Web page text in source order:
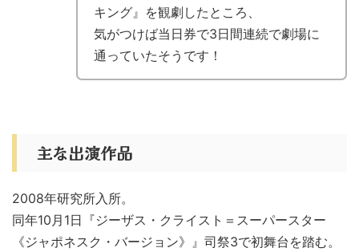
キング』を観劇したところ、
気がつけば当日券で3日間連続で劇場に
通っていたそうです！
主な出演作品
2008年研究所入所。
同年10月1日『ジーザス・クライスト＝スーパースター
《ジャポネスク・バージョン》』司祭3で初舞台を踏む。